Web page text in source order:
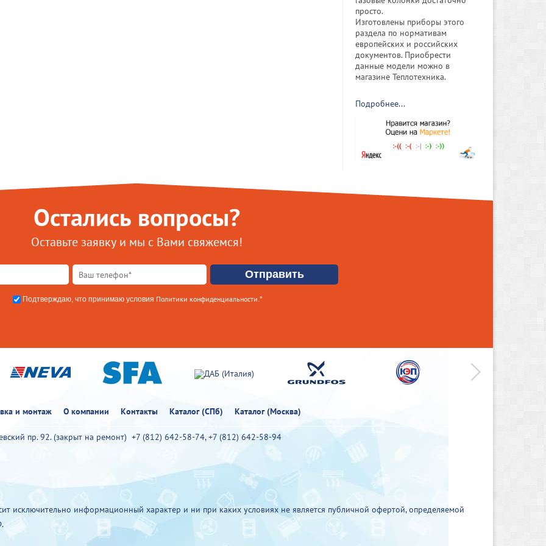
просто.
Изготовлены приборы этого
раздела по нормативам
европейских и российских
документов. Приобрести
данные модели можно в
магазине Теплотехника.
Подробнее...
Остались вопросы?
Оставьте заявку и мы с Вами свяжемся!
Подтверждаю, что принимаю условия Политики конфиденциальности.*
и монтаж О компании Контакты Каталог (СПб) Каталог (Москва)
пр. 92. (закрыт на ремонт) +7 (812) 642-58-74,+7 (812) 642-58-94
исключительно информационный характер и ни при каких условиях не является публичной офертой, определяемой